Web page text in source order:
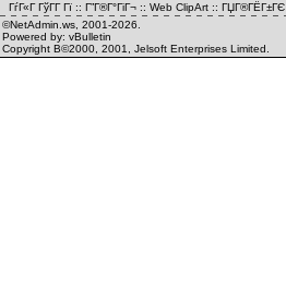
ГѓГ«Г ГўГ­Г Гї :: Г”Г®Г°ГіГ¬ :: Web ClipArt :: ГЏГ®ГЁГ±ГЄ
©NetAdmin.ws, 2001-2026.
Powered by: vBulletin
Copyright В©2000, 2001, Jelsoft Enterprises Limited.